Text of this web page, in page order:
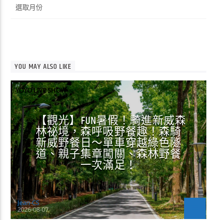
整
YOU MAY ALSO LIKE
YOYO LIVE SHOW
【觀光】FUN暑假！騎進新威森
林祕境，森呼吸野餐趣！森騎
新威野餐日～單車穿越綠色隧
道、親子集章闖關、森林野餐
一次滿足！
Jean-CS
2026-08-07